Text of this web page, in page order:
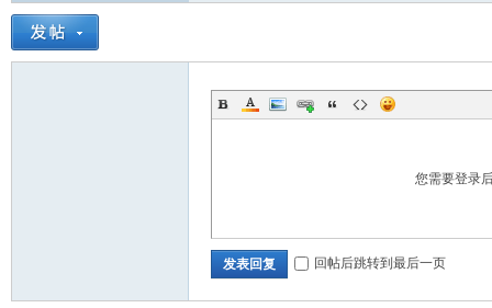
您需要登录
发表回复 回帖后跳转到最后一页